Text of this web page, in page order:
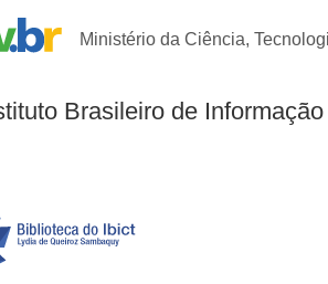
Ministério da Ciência,
principal de navegação